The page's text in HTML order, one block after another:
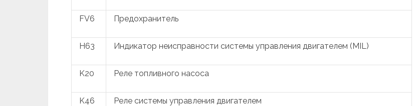
FV6 Предохранитель
H63 Индикатор неисправности системы управления двигателем (MIL)
K20 Реле топливного насоса
K46 Реле системы управления двигателем